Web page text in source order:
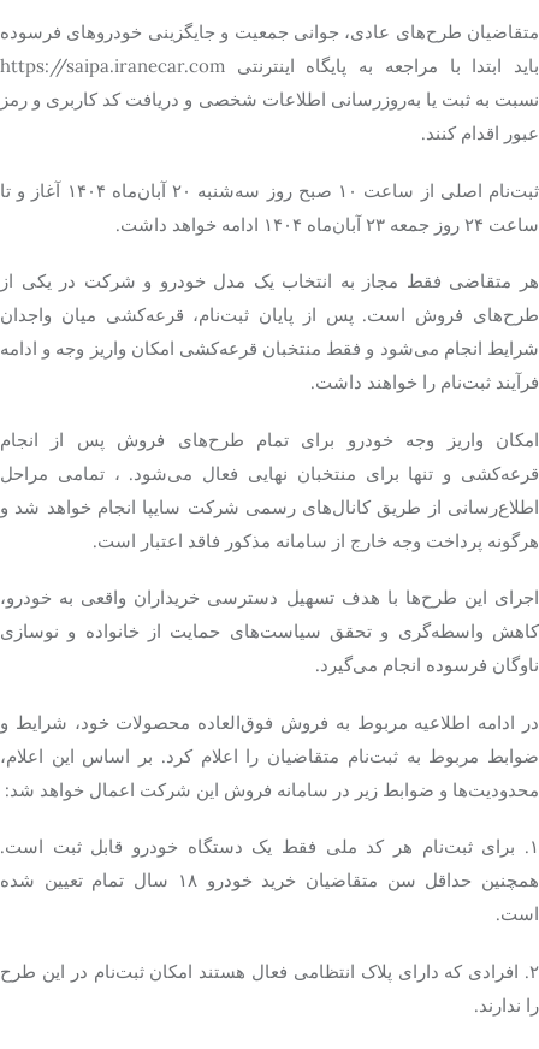
متقاضیان طرح‌های عادی، جوانی جمعیت و جایگزینی خودروهای فرسوده
باید ابتدا با مراجعه به پایگاه اینترنتی https://saipa.iranecar.com
نسبت به ثبت یا به‌روزرسانی اطلاعات شخصی و دریافت کد کاربری و رمز
عبور اقدام کنند.
ثبت‌نام اصلی از ساعت ۱۰ صبح روز سه‌شنبه ۲۰ آبان‌ماه ۱۴۰۴ آغاز و تا
ساعت ۲۴ روز جمعه ۲۳ آبان‌ماه ۱۴۰۴ ادامه خواهد داشت.
هر متقاضی فقط مجاز به انتخاب یک مدل خودرو و شرکت در یکی از
طرح‌های فروش است. پس از پایان ثبت‌نام، قرعه‌کشی میان واجدان
شرایط انجام می‌شود و فقط منتخبان قرعه‌کشی امکان واریز وجه و ادامه
فرآیند ثبت‌نام را خواهند داشت.
امکان واریز وجه خودرو برای تمام طرح‌های فروش پس از انجام
قرعه‌کشی و تنها برای منتخبان نهایی فعال می‌شود. ، تمامی مراحل
اطلاع‌رسانی از طریق کانال‌های رسمی شرکت سایپا انجام خواهد شد و
هرگونه پرداخت وجه خارج از سامانه مذکور فاقد اعتبار است.
اجرای این طرح‌ها با هدف تسهیل دسترسی خریداران واقعی به خودرو،
کاهش واسطه‌گری و تحقق سیاست‌های حمایت از خانواده و نوسازی
ناوگان فرسوده انجام می‌گیرد.
در ادامه اطلاعیه مربوط به فروش فوق‌العاده محصولات خود، شرایط و
ضوابط مربوط به ثبت‌نام متقاضیان را اعلام کرد. بر اساس این اعلام،
محدودیت‌ها و ضوابط زیر در سامانه فروش این شرکت اعمال خواهد شد:
۱. برای ثبت‌نام هر کد ملی فقط یک دستگاه خودرو قابل ثبت است.
همچنین حداقل سن متقاضیان خرید خودرو ۱۸ سال تمام تعیین شده
است.
۲. افرادی که دارای پلاک انتظامی فعال هستند امکان ثبت‌نام در این طرح
را ندارند.